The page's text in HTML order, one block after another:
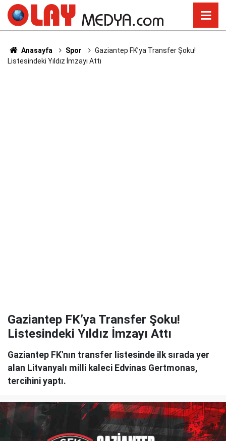
Anasayfa Spor
Gaziantep FK’ya Transfer Şoku!
Listesindeki Yıldız İmzayı Attı
Gaziantep FK’ya Transfer Şoku!
Listesindeki Yıldız İmzayı Attı
Gaziantep FK'nın transfer listesinde ilk sırada yer
alan Litvanyalı milli kaleci Edvinas Gertmonas,
tercihini yaptı.